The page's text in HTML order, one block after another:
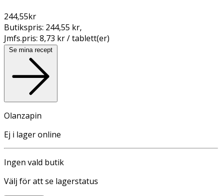
244,55kr
Butikspris: 244,55 kr,
Jmfs.pris: 8,73 kr / tablett(er)
Se mina recept
Olanzapin
Ej i lager online
Ingen vald butik
Välj för att se lagerstatus